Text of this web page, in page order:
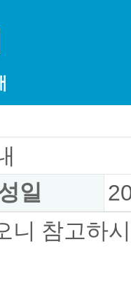
일
니 참고하